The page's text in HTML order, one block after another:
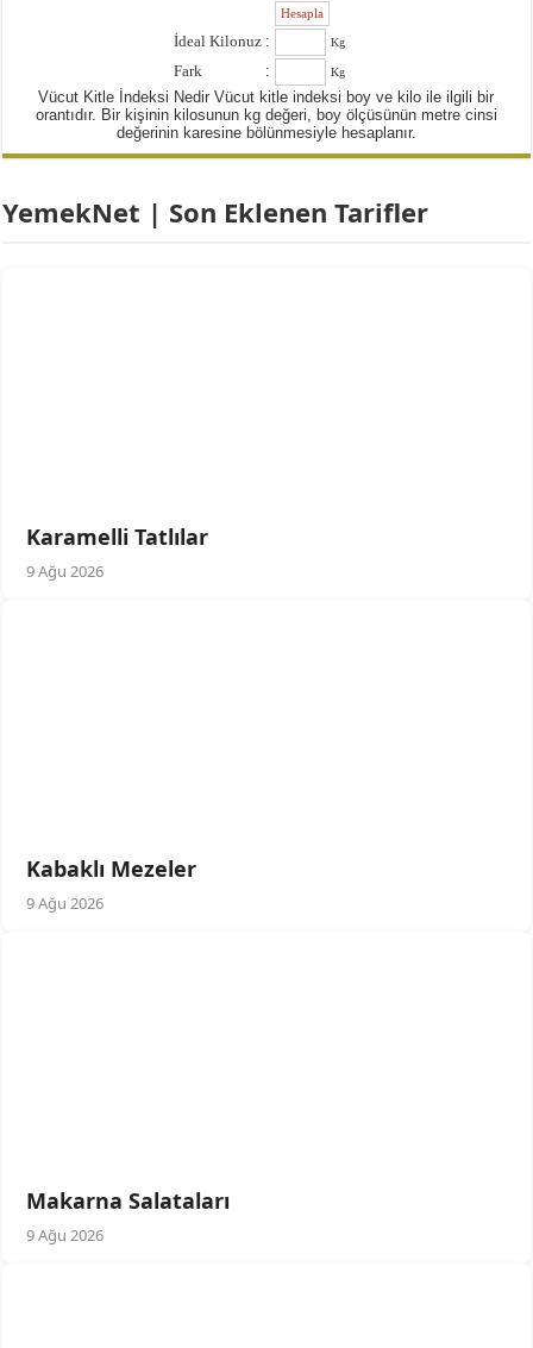
İdeal Kilonuz : Kg
Fark : Kg
Vücut Kitle İndeksi Nedir Vücut kitle indeksi boy ve kilo ile ilgili bir
orantıdır. Bir kişinin kilosunun kg değeri, boy ölçüsünün metre cinsi
değerinin karesine bölünmesiyle hesaplanır.
YemekNet | Son Eklenen Tarifler
Karamelli Tatlılar
9 Ağu 2026
Kabaklı Mezeler
9 Ağu 2026
Makarna Salataları
9 Ağu 2026